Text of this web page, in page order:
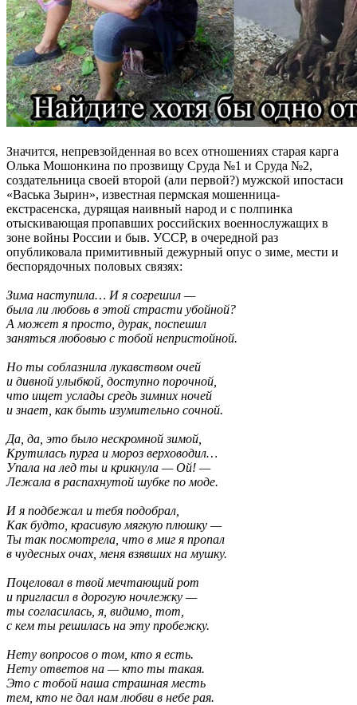
Значится, непревзойденная во всех отношениях старая карга
Олька Мошонкина по прозвищу Сруда №1 и Сруда №2,
создательница своей второй (али первой?) мужской ипостаси
«Васька Зырин», известная пермская мошенница-
екстрасенска, дурящая наивный народ и с полпинка
отыскивающая пропавших российских военнослужащих в
зоне войны России и быв. УССР, в очередной раз
опубликовала примитивный дежурный опус о зиме, мести и
беспорядочных половых связях:
Зима наступила… И я согрешил —
была ли любовь в этой страсти убойной?
А может я просто, дурак, поспешил
заняться любовью с тобой непристойной.
Но ты соблазнила лукавством очей
и дивной улыбкой, доступно порочной,
что ищет услады средь зимних ночей
и знает, как быть изумительно сочной.
Да, да, это было нескромной зимой,
Крутилась пурга и мороз верховодил…
Упала на лед ты и крикнула — Ой! —
Лежала в распахнутой шубке по моде.
И я подбежал и тебя подобрал,
Как будто, красивую мягкую плюшку —
Ты так посмотрела, что в миг я пропал
в чудесных очах, меня взявших на мушку.
Поцеловал в твой мечтающий рот
и пригласил в дорогую ночлежку —
ты согласилась, я, видимо, тот,
с кем ты решилась на эту пробежку.
Нету вопросов о том, кто я есть.
Нету ответов на — кто ты такая.
Это с тобой наша страшная месть
тем, кто не дал нам любви в небе рая.